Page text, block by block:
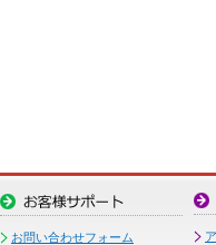
お問い合わせフォーム